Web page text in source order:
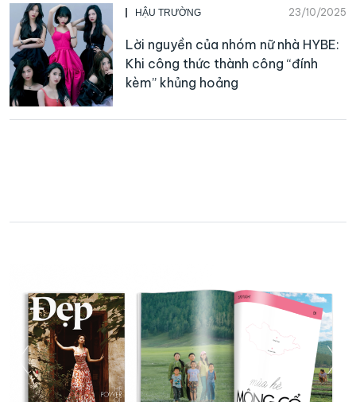
HẬU TRƯỜNG 23/10/2025
Lời nguyền của nhóm nữ nhà HYBE:
Khi công thức thành công “đính
kèm” khủng hoảng